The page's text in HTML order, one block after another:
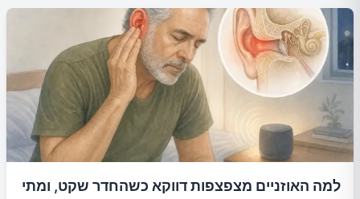
למה האוזניים מצפצפות דווקא כשהחדר שקט, ומתי